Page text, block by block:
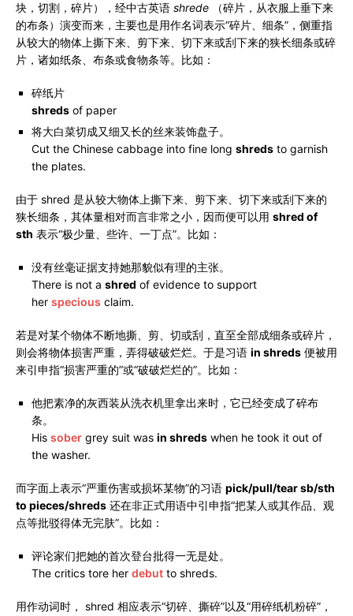
块，切割，碎片），经中古英语 shrede （碎片，从衣服上垂下来
的布条）演变而来，主要也是用作名词表示“碎片、细条”，侧重指
从较大的物体上撕下来、剪下来、切下来或刮下来的狭长细条或碎
片，诸如纸条、布条或食物条等。比如：
碎纸片
shreds of paper
将大白菜切成又细又长的丝来装饰盘子。
Cut the Chinese cabbage into fine long shreds to garnish
the plates.
由于 shred 是从较大物体上撕下来、剪下来、切下来或刮下来的
狭长细条，其体量相对而言非常之小，因而便可以用 shred of
sth 表示“极少量、些许、一丁点”。比如：
没有丝毫证据支持她那貌似有理的主张。
There is not a shred of evidence to support
her specious claim.
若是对某个物体不断地撕、剪、切或刮，直至全部成细条或碎片，
则会将物体损害严重，弄得破破烂烂。于是习语 in shreds 便被用
来引申指“损害严重的”或“破破烂烂的”。比如：
他把素净的灰西装从洗衣机里拿出来时，它已经变成了碎布
条。
His sober grey suit was in shreds when he took it out of
the washer.
而字面上表示“严重伤害或损坏某物”的习语 pick/pull/tear sb/sth
to pieces/shreds 还在非正式用语中引申指“把某人或其作品、观
点等批驳得体无完肤”。比如：
评论家们把她的首次登台批得一无是处。
The critics tore her debut to shreds.
用作动词时， shred 相应表示“切碎、撕碎”以及“用碎纸机粉碎”，